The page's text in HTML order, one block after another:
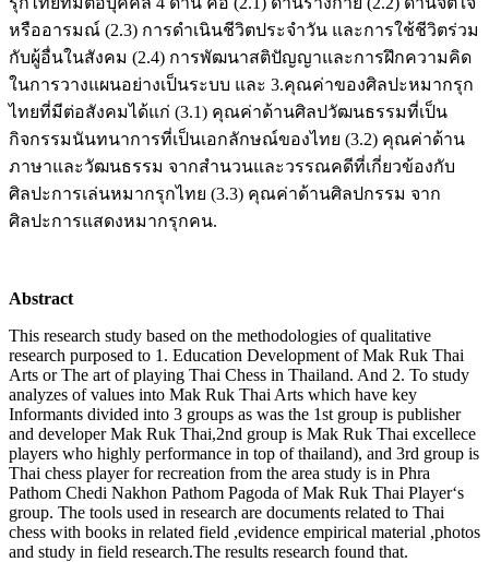
หรืออารมณ์ (2.3) การดำเนินชีวิตประจำวัน และการใช้ชีวิตร่วม
กับผู้อื่นในสังคม (2.4) การพัฒนาสติปัญญาและการฝึกความคิด
ในการวางแผนอย่างเป็นระบบ และ 3.คุณค่าของศิลปะหมากรุก
ไทยที่มีต่อสังคมได้แก่ (3.1) คุณค่าด้านศิลปวัฒนธรรมที่เป็น
กิจกรรมนันทนาการที่เป็นเอกลักษณ์ของไทย (3.2) คุณค่าด้าน
ภาษาและวัฒนธรรม จากสำนวนและวรรณคดีที่เกี่ยวข้องกับ
ศิลปะการเล่นหมากรุกไทย (3.3) คุณค่าด้านศิลปกรรม จาก
ศิลปะการแสดงหมากรุกคน.
Abstract
This research study based on the methodologies of qualitative
research purposed to 1. Education Development of Mak Ruk Thai
Arts or The art of playing Thai Chess in Thailand. And 2. To study
analyzes of values into Mak Ruk Thai Arts which have key
Informants divided into 3 groups as was the 1st group is publisher
and developer Mak Ruk Thai,2nd group is Mak Ruk Thai excellece
players who highly performance in top of thailand), and 3rd group is
Thai chess player for recreation from the area study is in Phra
Pathom Chedi Nakhon Pathom Pagoda of Mak Ruk Thai Player‘s
group. The tools used in research are documents related to Thai
chess with books in related field ,evidence empirical material ,photos
and study in field research.The results research found that.